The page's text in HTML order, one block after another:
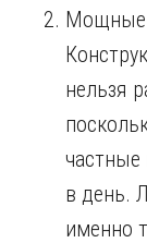
Мощные
нельзя
в день.
именно